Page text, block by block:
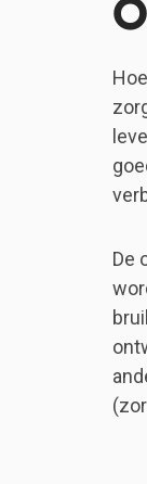
De